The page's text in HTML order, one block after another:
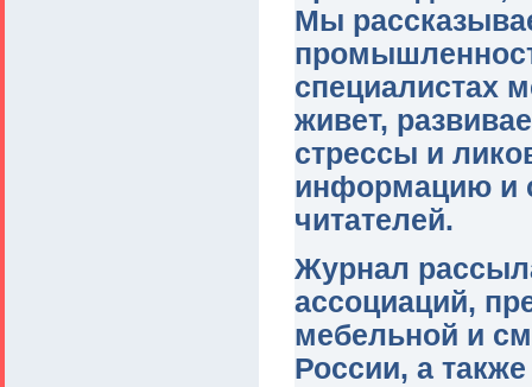
Мы
специалистах
живет,
стрессы и
информацию и
читателей.
Журнал
ассоциаций,
мебельной и
России, а